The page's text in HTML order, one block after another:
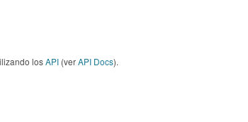
losAPI (verAPI Docs).